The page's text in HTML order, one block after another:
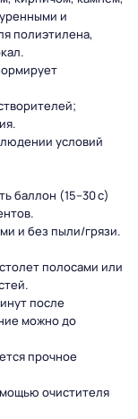
и
полиэтилена,
условий
баллон (15–30 с)
и без пыли/грязи.
полосами или
после
можно до
прочное
очистителя